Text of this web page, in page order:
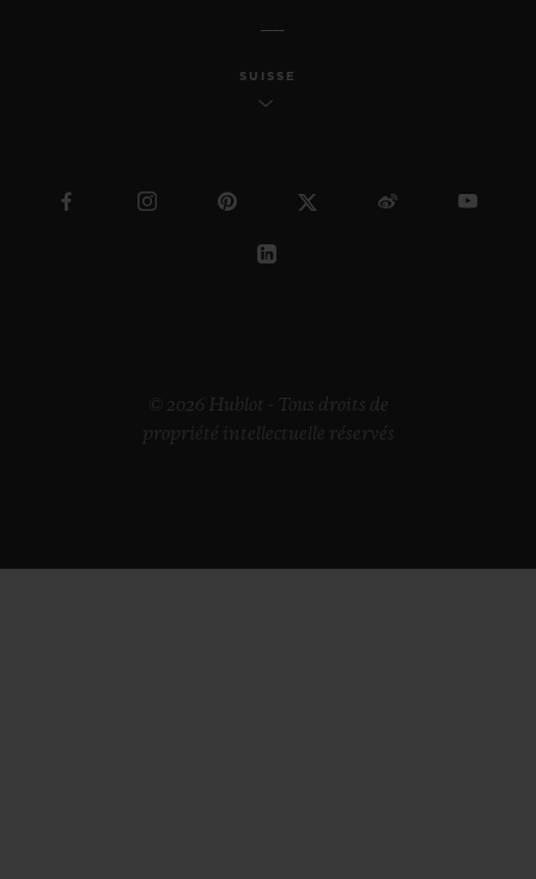
SUISSE
© 2026 Hublot - Tous droits de
propriété intellectuelle réservés